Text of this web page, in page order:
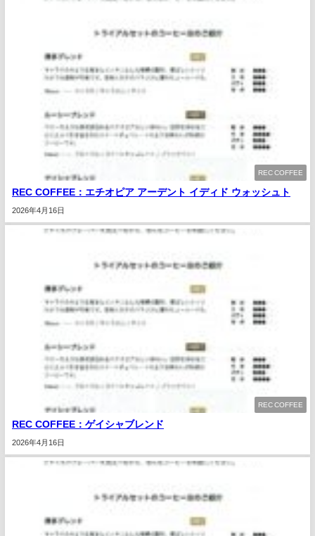
REC COFFEE
REC COFFEE：エチオピア アーデント イディド ウォッシュト
2026年4月16日
REC COFFEE
REC COFFEE：ゲイシャブレンド
2026年4月16日